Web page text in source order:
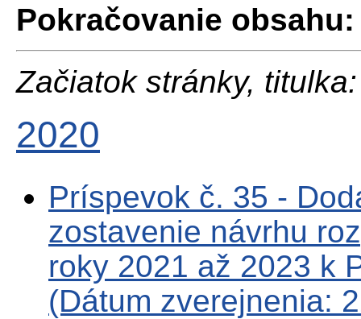
Pokračovanie obsahu:
Začiatok stránky, titulka:
2020
Príspevok č. 35 -
zostavenie návrhu
roky 2021 až 2023 k
(Dátum zverejnenia: